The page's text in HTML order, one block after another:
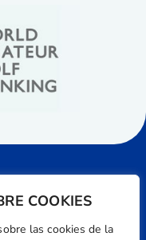
COOKIES
las cookies de la